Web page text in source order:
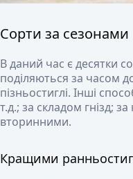
Сорти за сезонами
В даний час є десятки
поділяються за часом
пізньостиглі. Інші
т.д.; за складом гнізд;
вторинними.
Кращими